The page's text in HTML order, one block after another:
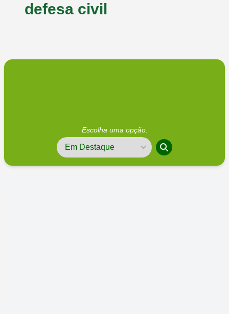
defesa civil
Escolha uma opção.